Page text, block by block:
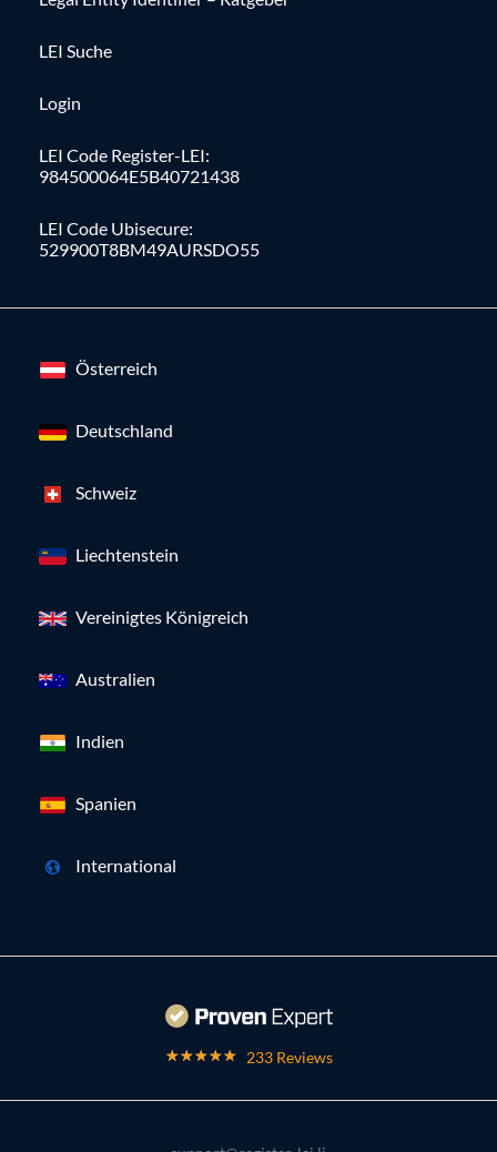
LEI Suche
Login
LEI Code Register-LEI:
984500064E5B40721438
LEI Code Ubisecure:
529900T8BM49AURSDO55
Österreich
Deutschland
Schweiz
Liechtenstein
Vereinigtes Königreich
Australien
Indien
Spanien
International
233 Reviews